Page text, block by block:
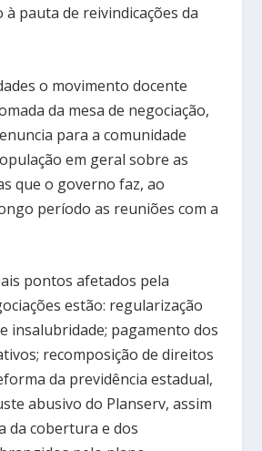
pauta de reivindicações da
o movimento docente
da mesa de negociação,
para a comunidade
em geral sobre as
que o governo faz, ao
período as reuniões com a
pontos afetados pela
estão: regularização
insalubridade; pagamento dos
recomposição de direitos
da previdência estadual,
abusivo do Planserv, assim
da cobertura e dos